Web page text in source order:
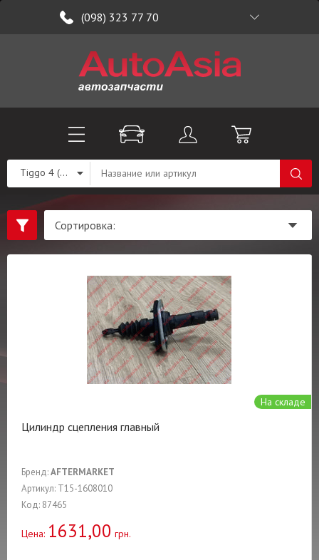
(098) 323 77 70
Tiggo 4 (T19)
На складе
Цилиндр сцепления главный
Бренд:AFTERMARKET
Артикул: T15-1608010
Код: 87465
Цена: 1631,00 грн.